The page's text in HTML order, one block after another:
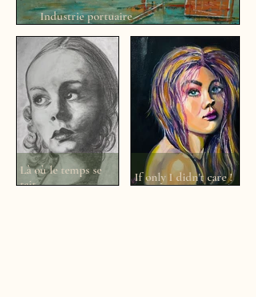
Industrie portuaire
Là où le temps se
tait
If only I didn't care !